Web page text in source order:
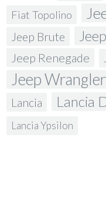
Fiat Topolino
Jeep Brute
Jeep Renegade
Jeep
Lancia Lancia
Lancia Ypsilon